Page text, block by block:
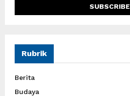
Rubrik
Berita
Budaya